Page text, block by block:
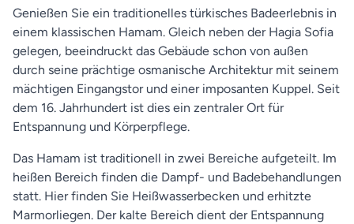
Genießen Sie ein traditionelles türkisches Badeerlebnis in
einem klassischen Hamam. Gleich neben der Hagia Sofia
gelegen, beeindruckt das Gebäude schon von außen
durch seine prächtige osmanische Architektur mit seinem
mächtigen Eingangstor und einer imposanten Kuppel. Seit
dem 16. Jahrhundert ist dies ein zentraler Ort für
Entspannung und Körperpflege.
Das Hamam ist traditionell in zwei Bereiche aufgeteilt. Im
heißen Bereich finden die Dampf- und Badebehandlungen
statt. Hier finden Sie Heißwasserbecken und erhitzte
Marmorliegen. Der kalte Bereich dient der Entspannung